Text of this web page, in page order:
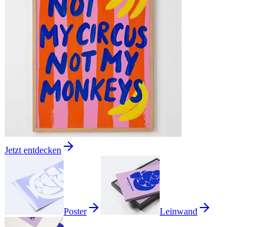
Jetzt entdecken
Poster Leinwand